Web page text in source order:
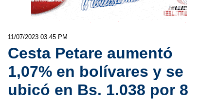
11/07/2023 03:45 PM
Cesta Petare aumentó
1,07% en bolívares y se
ubicó en Bs. 1.038 por 8